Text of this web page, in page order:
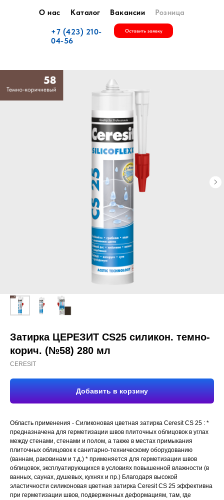
+7 (423) 210-
04-56
Оставить заявку
О нас Каталог Вакансии Розница
Затирка ЦЕРЕЗИТ CS25 силикон. темно-
корич. (№58) 280 мл
CERESIT
Добавить в корзину
Область применения - Силиконовая цветная затирка Ceresit CS 25 : *
предназначена для герметизации швов плиточных облицовок в углах
между стенами, стенами и полом, а также в местах примыкания
плиточных облицовок к санитарно-техническому оборудованию
(ваннам, раковинам и т.д.) * применяется для герметизации швов
облицовок, эксплуатирующихся в условиях повышенной влажности (в
ванных, саунах, душевых, кухнях и пр.) Благодаря высокой
эластичности силиконовая цветная затирка Ceresit CS 25 эффективна
при герметизации швов, подверженных деформациям, там, где